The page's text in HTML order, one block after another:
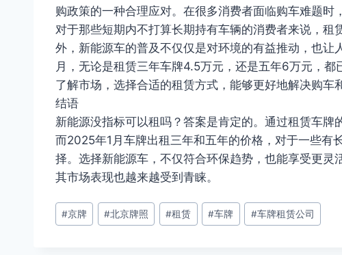
购政策的一种合理应对。在很多消费者面临购车难题时
对于那些短期内不打算长期持有车辆的消费者来说，租
外，新能源车的普及不仅仅是对环境的有益推动，也让
月，无论是租赁三年车牌4.5万元，还是五年6万元，
了解市场，选择合适的租赁方式，能够更好地解决购车
结语
新能源没指标可以租吗？答案是肯定的。通过租赁车牌
而2025年1月车牌出租三年和五年的价格，对于一些有
择。选择新能源车，不仅符合环保趋势，也能享受更灵
其市场表现也越来越受到青睐。
文
章
#京牌 #北京牌照 #租赁 #车牌 #车牌租赁公司